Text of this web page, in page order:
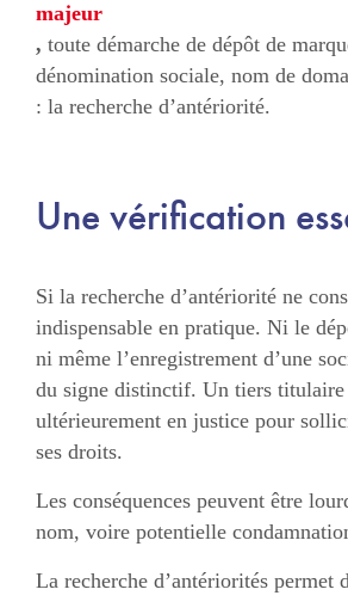
majeur
, toute démarche de dépôt de
dénomination sociale, nom de
: la recherche d’antériorité.
Une vérification
Si la recherche d’antériorité ne
indispensable en pratique. Ni le
ni même l’enregistrement d’une
du signe distinctif. Un tiers titulaire
ultérieurement en justice pour
ses droits.
Les conséquences peuvent être
nom, voire potentielle
La recherche d’antériorités permet